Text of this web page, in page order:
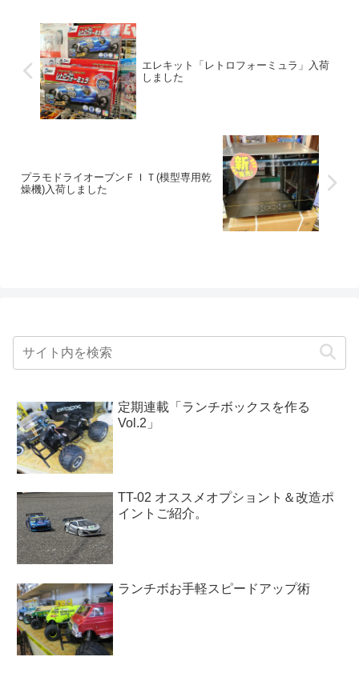
エレキット「レトロフォーミュラ」入荷
しました
プラモドライオーブンＦＩＴ(模型専用乾
燥機)入荷しました
定期連載「ランチボックスを作る
Vol.2」
TT-02 オススメオプショント＆改造ポ
イントご紹介。
ランチボお手軽スピードアップ術